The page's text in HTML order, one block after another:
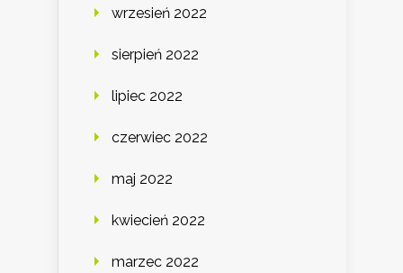
wrzesień 2022
sierpień 2022
lipiec 2022
czerwiec 2022
maj 2022
kwiecień 2022
marzec 2022